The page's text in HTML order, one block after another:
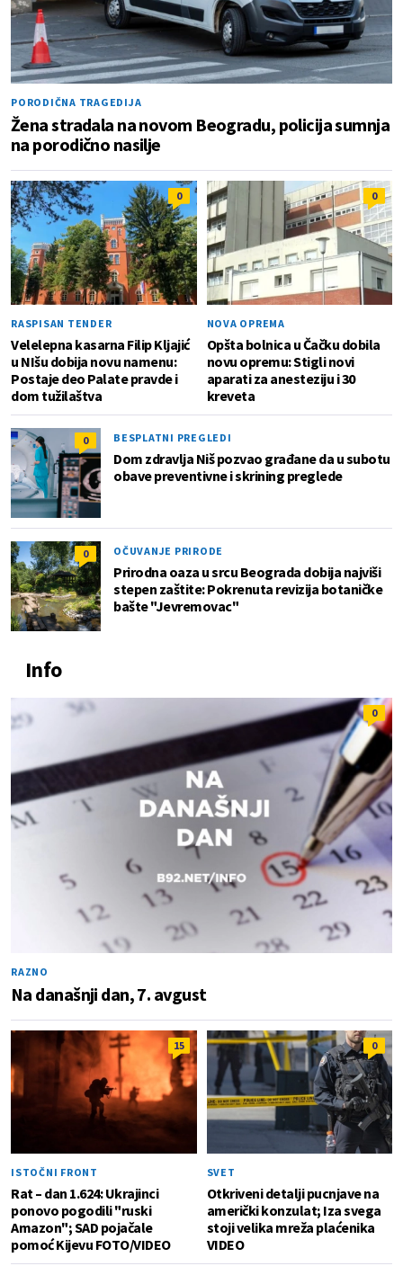
PORODIČNA TRAGEDIJA
Žena stradala na novom Beogradu, policija sumnja
na porodično nasilje
0
RASPISAN TENDER
Velelepna kasarna Filip Kljajić
u NIšu dobija novu namenu:
Postaje deo Palate pravde i
dom tužilaštva
0
NOVA OPREMA
Opšta bolnica u Čačku dobila
novu opremu: Stigli novi
aparati za anesteziju i 30
kreveta
0 BESPLATNI PREGLEDI
Dom zdravlja Niš pozvao građane da u subotu
obave preventivne i skrining preglede
0 OČUVANJE PRIRODE
Prirodna oaza u srcu Beograda dobija najviši
stepen zaštite: Pokrenuta revizija botaničke
bašte "Jevremovac"
Info
0
RAZNO
Na današnji dan, 7. avgust
15
ISTOČNI FRONT
Rat – dan 1.624: Ukrajinci
ponovo pogodili "ruski
Amazon"; SAD pojačale
pomoć Kijevu FOTO/VIDEO
0
SVET
Otkriveni detalji pucnjave na
američki konzulat; Iza svega
stoji velika mreža plaćenika
VIDEO